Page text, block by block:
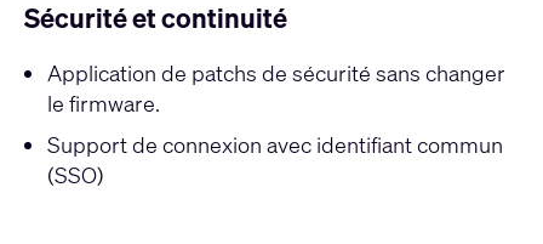
Sécurité et continuité
Application de patchs de sécurité sans changer
le firmware.
Support de connexion avec identifiant commun
(SSO)